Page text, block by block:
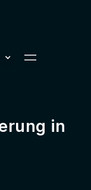
in